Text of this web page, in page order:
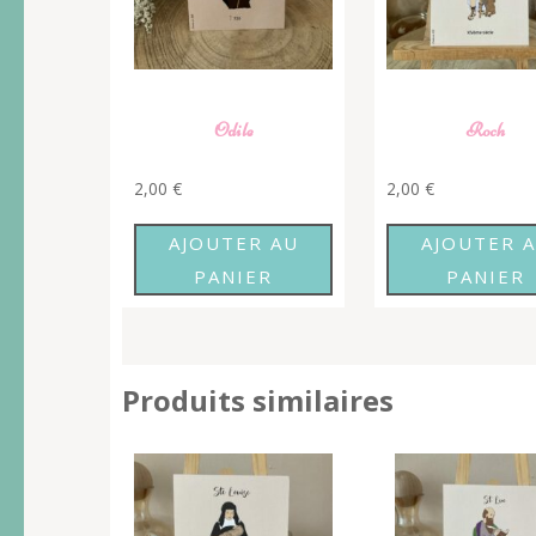
Odile
2,00 €
AJOUTER AU
PANIER
Roch
2,00€
AJOUTER
PANIER
Produits similaires